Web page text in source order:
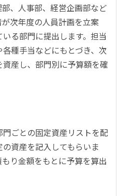
、人事部、経営企画部など
次年度の人員計画を立案
る部門に提出します。担当
種手当などにもとづき、次
産し、部門別に予算額を確
ごとの固定資産リストを配
資産を記入してもらいま
り金額をもとに予算を算出